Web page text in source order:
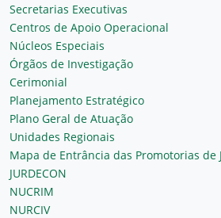
Secretarias Executivas
Centros de Apoio Operacional
Núcleos Especiais
Órgãos de Investigação
Cerimonial
Planejamento Estratégico
Plano Geral de Atuação
Unidades Regionais
Mapa de Entrância das Promotorias de
JURDECON
NUCRIM
NURCIV